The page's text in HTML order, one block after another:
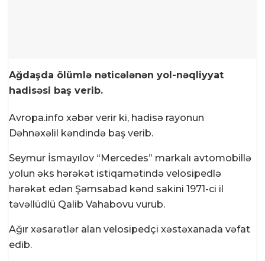
Ağdaşda ölümlə nəticələnən yol-nəqliyyat
hadisəsi baş verib.
Avropa.info xəbər verir ki, hadisə rayonun
Dəhnəxəlil kəndində baş verib.
Seymur İsmayılov “Mercedes” markalı avtomobillə
yolun əks hərəkət istiqamətində velosipedlə
hərəkət edən Şəmsabad kənd sakini 1971-ci il
təvəllüdlü Qalib Vahabovu vurub.
Ağır xəsarətlər alan velosipedçi xəstəxanada vəfat
edib.